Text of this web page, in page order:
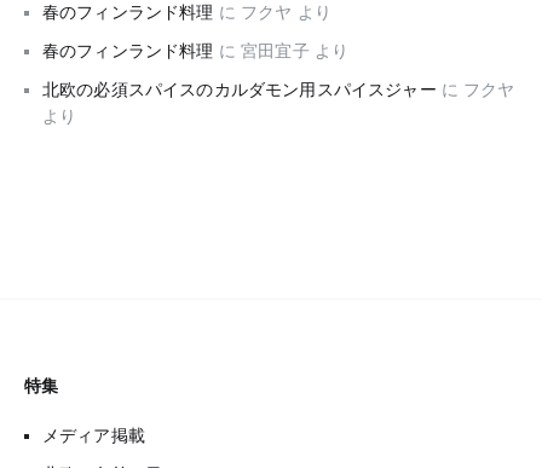
春のフィンランド料理 に フクヤ より
春のフィンランド料理 に宮田宜子 より
北欧の必須スパイスのカルダモン用スパイスジャー に フクヤ
より
特集
メディア掲載